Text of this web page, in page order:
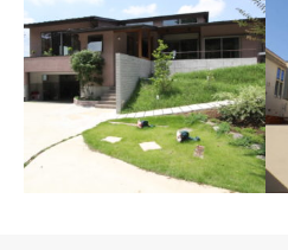
No.39 POLAR 2024
吉祥寺の閑静な住宅街に建つ
２住戸の小さな賃貸テラスハ